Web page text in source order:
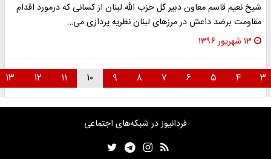
شیخ نعیم قاسم معاون دبیر کل حزب الله لبنان از کسانی که درمورد اقدام
مقاومت برضد داعش در مرزهای لبنان نظریه پردازی می…
۱۳ شهریور ۱۳۹۶
۳ ۴ ۵ ۶ ۷ ۸ ۹ ۱۰ ۱۱ ۱۲ ۱۳
فردانیوز در شبکه‌های اجتماعی